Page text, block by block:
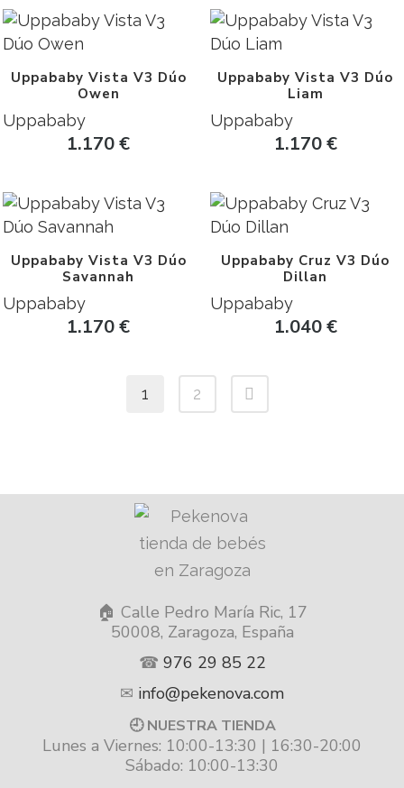
Uppababy Vista V3 Dúo
Owen
Uppababy
1.170€
Uppababy Vista V3 Dúo
Liam
Uppababy
1.170€
Uppababy Vista V3 Dúo
Savannah
Uppababy
1.170€
Uppababy Cruz V3 Dúo
Dillan
Uppababy
1.040€
1 2
🏠 Calle Pedro María Ric, 17
50008, Zaragoza, España
☎ 976 29 85 22
✉ info@pekenova.com
🕘 NUESTRA TIENDA
Lunes a Viernes: 10:00-13:30 | 16:30-20:00
Sábado: 10:00-13:30